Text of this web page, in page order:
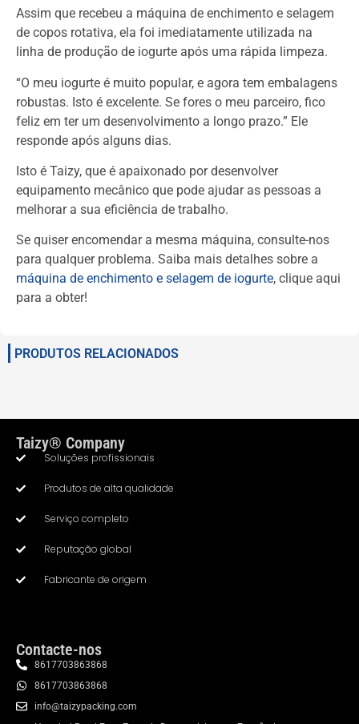
Assim que recebeu a máquina de enchimento e selagem
de copos rotativa, ela foi imediatamente utilizada na
linha de produção de iogurte após uma rápida limpeza.
“O meu iogurte é muito popular, e agora tem embalagens
robustas. Isto é excelente. Se fores o meu parceiro, fico
feliz em ter um desenvolvimento a longo prazo.” Ele
responde após alguns dias.
Isto é Taizy, que é apaixonado por desenvolver
equipamento mecânico que pode ajudar as pessoas a
melhorar a sua eficiência de trabalho.
Se quiser encomendar a mesma máquina, consulte-nos
para qualquer problema. Saiba mais detalhes sobre a
máquina de enchimento e selagem de iogurte, clique aqui
para a obter!
PRODUTOS RELACIONADOS
Taizy® Company
Soluções profissionais
Produtos de alta qualidade
Serviço completo
Reputação global
Fabricante de origem
Contacte-nos
8617703863868
8617703863868
info@taizypacking.com